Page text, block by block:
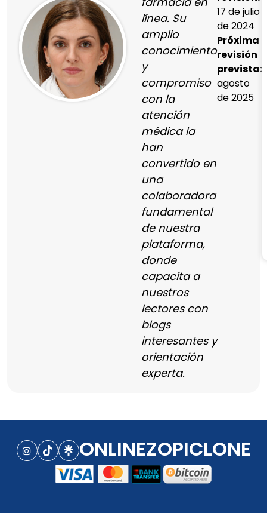
línea. Su
amplio
conocimiento
y
compromiso
con la
atención
médica la
han
convertido en
una
colaboradora
fundamental
de nuestra
plataforma,
donde
capacita a
nuestros
lectores con
blogs
interesantes y
orientación
experta.
17 de julio
de 2024
Próxima
revisión
prevista:
agosto
de 2025
ONLINEZOPICLONE